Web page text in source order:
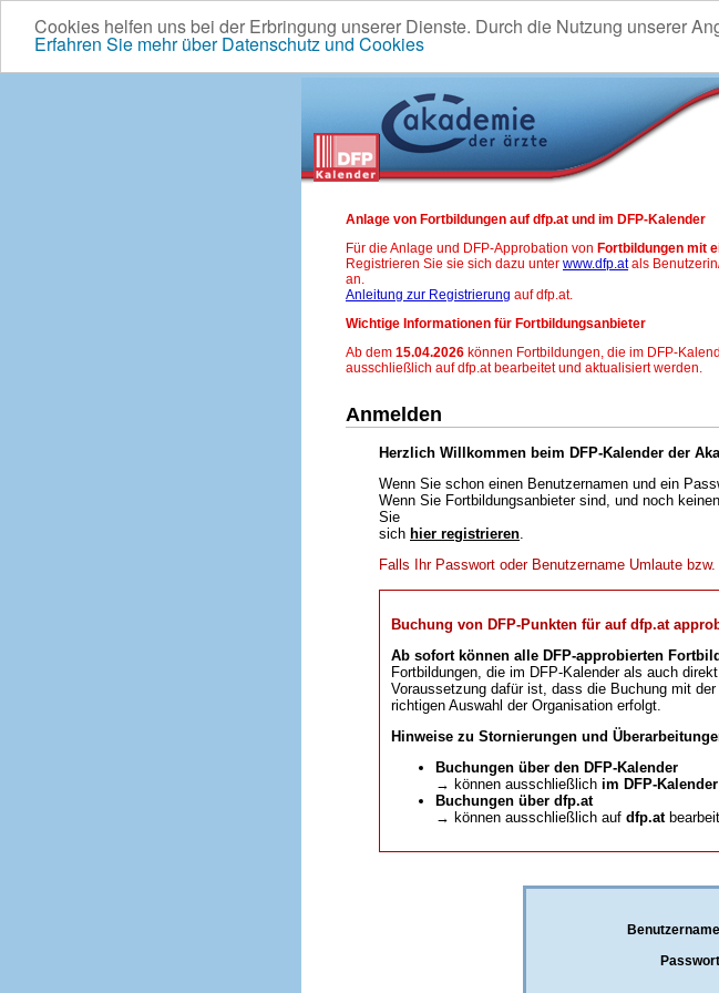
Cookies helfen uns bei der Erbringung unserer Dienste. Durch die Nutzung unserer
Erfahren Sie mehr über Datenschutz und Cookies
Anlage von Fortbildungen auf dfp.at und im DFP-Kalender
Für die Anlage und DFP-Approbation von Fortbildungen mit
Registrieren Sie sie sich dazu unter www.dfp.atals
an.
Anleitung zur Registrierung auf dfp.at.
Wichtige Informationen für Fortbildungsanbieter
Ab dem 15.04.2026 können Fortbildungen, die im DFP-
ausschließlich auf dfp.at bearbeitet und aktualisiert werden.
Anmelden
Herzlich Willkommen beim DFP-Kalender der
Wenn Sie schon einen Benutzernamen und ein
Wenn Sie Fortbildungsanbieter sind, und noch
Sie
sich hier registrieren.
Falls Ihr Passwort oder Benutzername Umlaute
Buchung von DFP-Punkten für auf dfp.at
Ab sofort können alle DFP-approbierten
Fortbildungen, die im DFP-Kalender als auch
Voraussetzung dafür ist, dass die Buchung mit
richtigen Auswahl der Organisation erfolgt.
Hinweise zu Stornierungen und
Buchungen über den DFP-Kalender
→ können ausschließlich im DFP-Kalender
Buchungen über dfp.at
→ können ausschließlich auf dfp.at
Benutzername
Passwort